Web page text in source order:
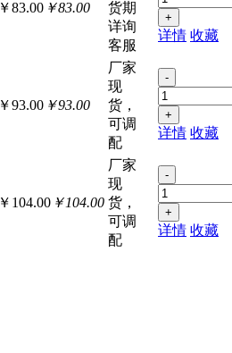
￥83.00 ￥83.00
货期
详询
客服
+
详情 收藏
￥93.00 ￥93.00
厂家
现
货，
可调
配
-
+
详情 收藏
￥104.00 ￥104.00
厂家
现
货，
可调
配
-
+
详情 收藏